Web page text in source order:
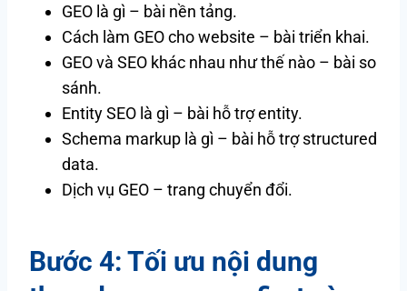
GEO là gì – bài nền tảng.
Cách làm GEO cho website – bài triển khai.
GEO và SEO khác nhau như thế nào – bài so
sánh.
Entity SEO là gì – bài hỗ trợ entity.
Schema markup là gì – bài hỗ trợ structured
data.
Dịch vụ GEO – trang chuyển đổi.
Bước 4: Tối ưu nội dung